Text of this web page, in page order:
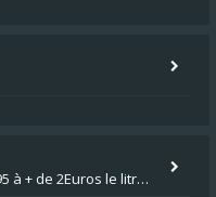
Hello, Ca se questionne e85 ici, le SP95 à + de 2Euros le litre ça fait mal au luc en ER5 comme en GPZ500 :😵 0,76 le lit